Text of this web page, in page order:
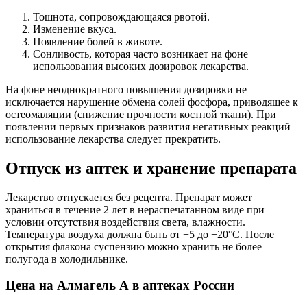
Тошнота, сопровождающаяся рвотой.
Изменение вкуса.
Появление болей в животе.
Сонливость, которая часто возникает на фоне
использования высоких дозировок лекарства.
На фоне неоднократного повышения дозировки не
исключается нарушение обмена солей фосфора, приводящее к
остеомаляции (снижение прочности костной ткани). При
появлении первых признаков развития негативных реакций
использование лекарства следует прекратить.
Отпуск из аптек и хранение препарата
Лекарство отпускается без рецепта. Препарат может
храниться в течение 2 лет в нераспечатанном виде при
условии отсутствия воздействия света, влажности.
Температура воздуха должна быть от +5 до +20°С. После
открытия флакона суспензию можно хранить не более
полугода в холодильнике.
Цена на Алмагель А в аптеках России